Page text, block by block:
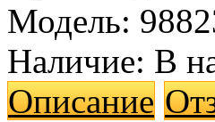
Модель:
Наличие: В
Описание